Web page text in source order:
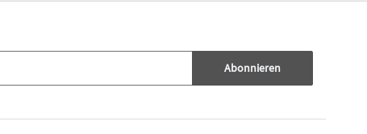
Abonnieren